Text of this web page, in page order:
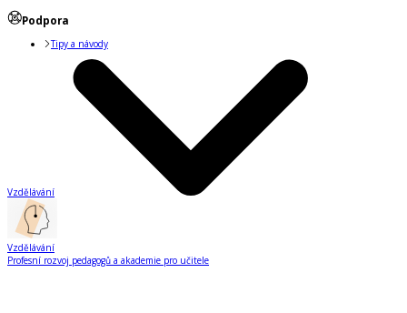
Podpora
Tipy a návody
Vzdělávání
Vzdělávání
Profesní rozvoj pedagogů a akademie pro učitele